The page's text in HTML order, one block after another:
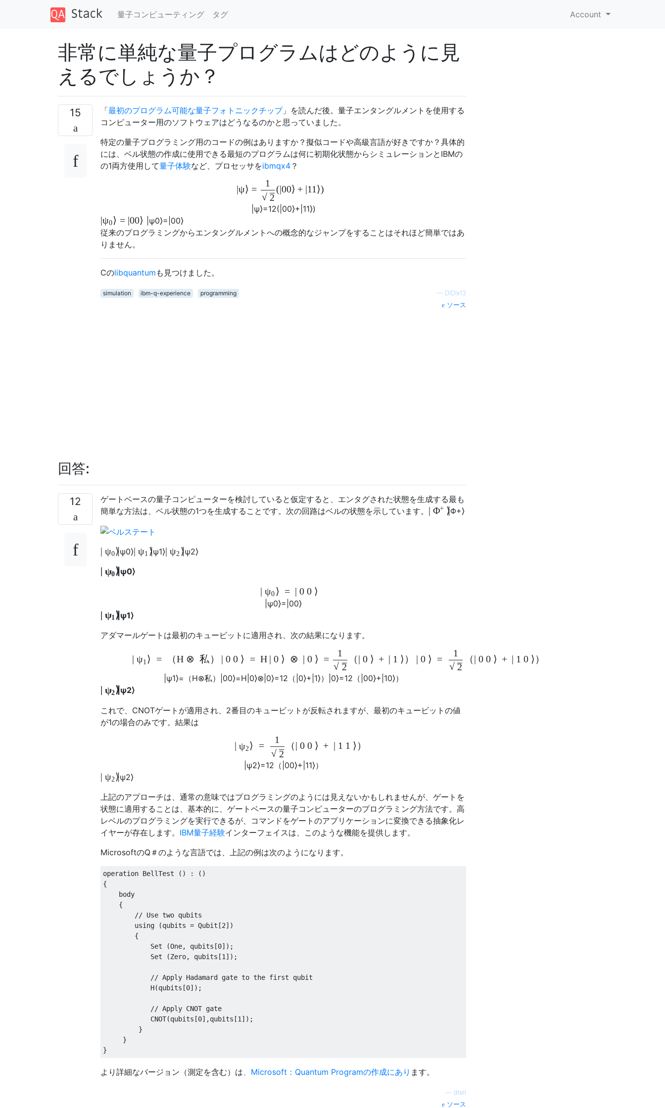
量子コンピューティング タグ Account
非常に単純な量子プログラムはどのように見
えるでしょうか？
15 「最初のプログラム可能な量子フォトニックチップ」を読んだ後。量子エンタングルメントを使用する
コンピューター用のソフトウェアはどうなるのかと思っていました。
特定の量子プログラミング用のコードの例はありますか？擬似コードや高級言語が好きですか？具体的
には、ベル状態の作成に使用できる最短のプログラムは何に初期化状態からシミュレーションとIBMの
の1両方使用して量子体験など、プロセッサをibmqx4 ？
|ψ⟩ =
1
2
–
√
( 00⟩ + 11⟩)
ψ⟩=12( 00⟩+ 11⟩)
|ψ0⟩ = |00⟩ ψ0⟩= 00⟩
従来のプログラミングからエンタングルメントへの概念的なジャンプをすることはそれほど簡単ではあ
りません。
Cのlibquantum も見つけました。
simulation ibm-q-experience programming — DIDIx13
ソース
回答:
12
ゲートベースの量子コンピューターを検討していると仮定すると、エンタグされた状態を生成する最も
簡単な方法は、ベル状態の1つを生成することです。次の回路はベルの状態を示しています。 Φ+ ⟩|Φ+⟩
ψ0 ⟩| ψ0⟩ |ψ1 ⟩| ψ1⟩ |ψ2 ⟩| ψ2⟩
ψ0 ⟩| ψ0⟩
|ψ0 ⟩ = |00 ⟩
ψ0⟩= 00⟩
ψ1 ⟩| ψ1⟩
アダマールゲートは最初のキュービットに適用され、次の結果になります。
ψ1 ⟩ = （H ⊗ 私 ） |00 ⟩ = H |0 ⟩ ⊗ 0 ⟩ =
1
2
–
√
（ 0 ⟩ + 1 ⟩ ） 0 ⟩ =
1
2
–
√
（ 0 0 ⟩ + 10 ⟩ ）
ψ1⟩= （H⊗私） 00⟩=H 0⟩⊗ 0⟩=12 （ 0⟩+ 1⟩） 0⟩=12 （ 00⟩+ 10⟩）
ψ2 ⟩| ψ2⟩
これで、CNOTゲートが適用され、2番目のキュービットが反転されますが、最初のキュービットの値
が1の場合のみです。結果は
ψ2 ⟩ =
1
2
–
√
（ 00 ⟩ + 1 1 ⟩ ）
ψ2⟩=12 （ 00⟩+ 11⟩）
| ψ2 ⟩| ψ2⟩
上記のアプローチは、通常の意味ではプログラミングのようには見えないかもしれませんが、ゲートを
状態に適用することは、基本的に、ゲートベースの量子コンピューターのプログラミング方法です。高
レベルのプログラミングを実行できるが、コマンドをゲートのアプリケーションに変換できる抽象化レ
イヤーが存在します。 IBM量子経験インターフェイスは、このような機能を提供します。
MicrosoftのQ＃のような言語では、上記の例は次のようになります。
operation BellTest () : ()
{
    body
    {
        // Use two qubits
        using (qubits = Qubit[2])
        {
            Set (One, qubits[0]);
            Set (Zero, qubits[1]);
            // Apply Hadamard gate to the first qubit
            H(qubits[0]);
            // Apply CNOT gate
            CNOT(qubits[0],qubits[1]);
         }
     }
より詳細なバージョン（測定を含む）は 、Microsoft：Quantum Programの作成にあり ます。
dtell
ソース